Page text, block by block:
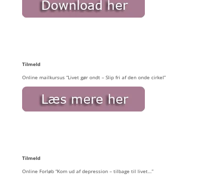
Tilmeld
Online mailkursus “Livet gør ondt – Slip fri af den onde cirkel”
Tilmeld
Online Forløb “Kom ud af depression – tilbage til livet…”